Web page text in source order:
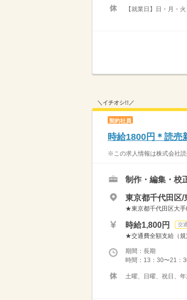
【就業日】日・月・
＼イチオシ!!／
契約社員
時給1800円＊読売
※この求人情報は株式会社
制作・編集・校
東京都千代田区/
★東京都千代田区大
時給1,800円 交
★交通費全額支給（規
期間：長期
時間：13：30〜21：
土曜、日曜、祝日、